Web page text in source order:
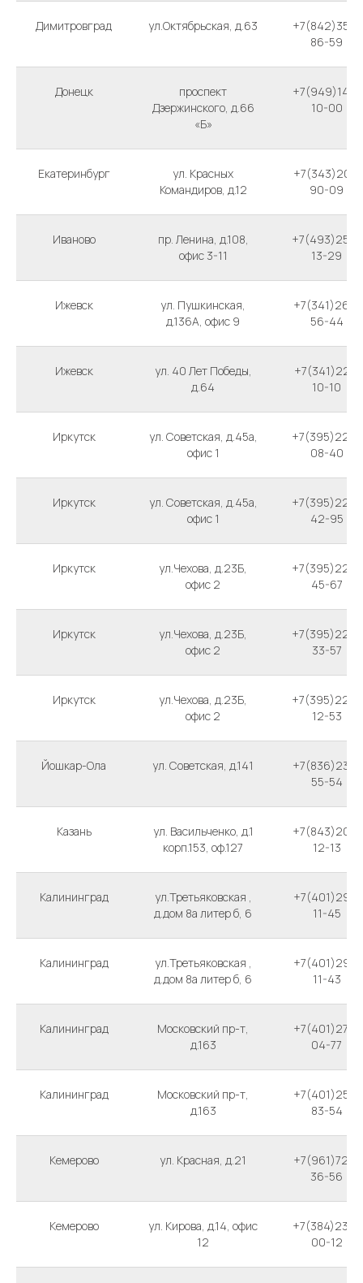
Димитровград ул.Октябрьская, д.63
+7(842)352-
86-59
Донецк
проспект
Дзержинского, д.66
«Б»
+7(949)142-
10-00
Екатеринбург
ул. Красных
Командиров, д.12
+7(343)201-
90-09
Иваново
пр. Ленина, д.108,
офис 3-11
+7(493)250-
13-29
Ижевск
ул. Пушкинская,
д.136А, офис 9
+7(341)265-
56-44
Ижевск
ул. 40 Лет Победы,
д.64
+7(341)221-
10-10
Иркутск
ул. Советская, д.45а,
офис 1
+7(395)224-
08-40
Иркутск
ул. Советская, д.45а,
офис 1
+7(395)229-
42-95
Иркутск
ул.Чехова, д.23Б,
офис 2
+7(395)220-
45-67
Иркутск
ул.Чехова, д.23Б,
офис 2
+7(395)220-
33-57
Иркутск
ул.Чехова, д.23Б,
офис 2
+7(395)220-
12-53
Йошкар-Ола ул. Советская, д.141
+7(836)235-
55-54
Казань
ул. Васильченко, д.1
корп.153, оф.127
+7(843)207-
12-13
Калининград
ул.Третьяковская ,
д.дом 8а литер б, 6
+7(401)297-
11-45
Калининград
ул.Третьяковская ,
д.дом 8а литер б, 6
+7(401)297-
11-43
Калининград
Московский пр-т,
д.163
+7(401)276-
04-77
Калининград
Московский пр-т,
д.163
+7(401)258-
83-54
Кемерово ул. Красная, д.21
+7(961)726-
36-56
Кемерово
ул. Кирова, д.14, офис
12
+7(384)236-
00-12